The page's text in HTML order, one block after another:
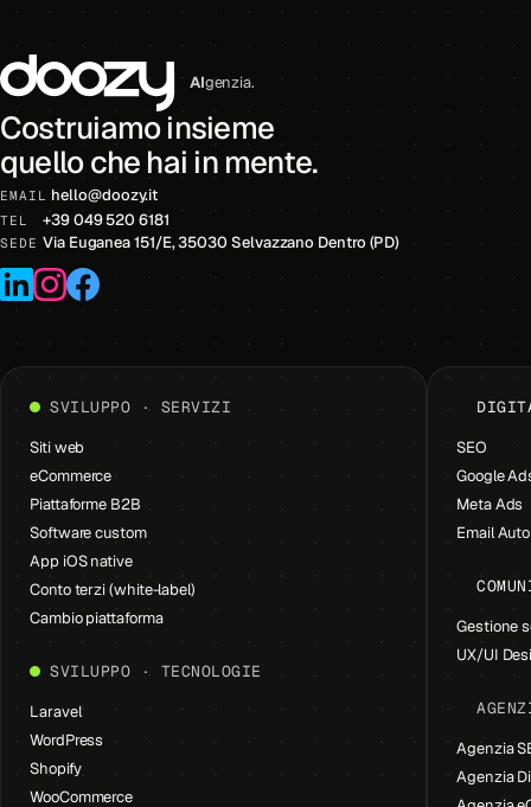
AIgenzia.
Costruiamo insieme
quello che hai in mente.
EMAIL hello@doozy.it
TEL +39 049 520 6181
SEDE Via Euganea 151/E, 35030 Selvazzano Dentro (PD)
LinkedIn
Instagram
Facebook
SVILUPPO · SERVIZI
Siti web
eCommerce
Piattaforme B2B
Software custom
App iOS native
Conto terzi (white-label)
Cambio piattaforma
SVILUPPO · TECNOLOGIE
Laravel
WordPress
Shopify
WooCommerce
SEO
Google
Meta Ads
Email
Gestione
UX/UI
Agenzia
Agenzia